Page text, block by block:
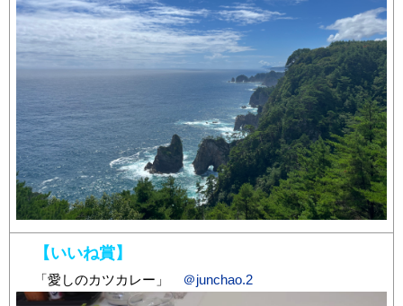
【いいね賞】
「愛しのカツカレー」 ＠junchao.2